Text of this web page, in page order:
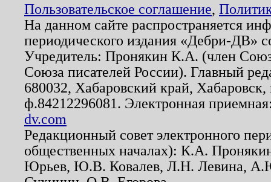
Пользовательское соглашение,
На данном сайте распространяется
периодического издания «Дебри-ДВ»
Учредитель: Пронякин К.А. (член
Союза писателей России). Главный
680032, Хабаровский край,
ф.84212296081. Электронная
dv.com
Редакционный совет электронного
общественных началах): К.А.
Юрьев, Ю.В. Ковалев, Л.Н. Левина,